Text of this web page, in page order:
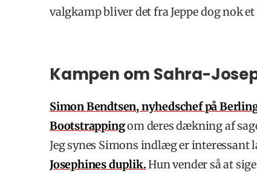
valgkamp bliver det fra Jeppe dog nok
Kampen om Sahra-
Simon Bendtsen, nyhedschef på
Bootstrappingom deres dækning af
Jeg synes Simons indlæg er
Josephines duplik.Hun vender så at